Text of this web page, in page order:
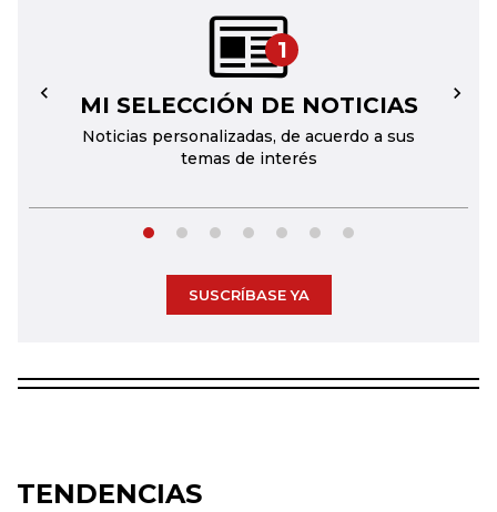
1
MI SELECCIÓN DE NOTICIAS
Noticias personalizadas, de acuerdo a sus
temas de interés
← →
SUSCRÍBASE YA
TENDENCIAS